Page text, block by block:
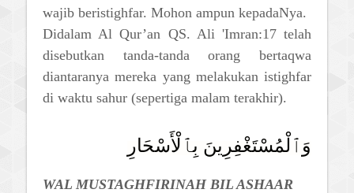
wajib beristighfar. Mohon ampun kepadaNya.
Didalam Al Qur’an QS. Ali 'Imran:17 telah
disebutkan tanda-tanda orang bertaqwa
diantaranya mereka yang melakukan istighfar
di waktu sahur (sepertiga malam terakhir).
وَٱلْمُسْتَغْفِرِينَ بِٱلْأَسْحَارِ
WAL MUSTAGHFIRINAH BIL ASHAAR